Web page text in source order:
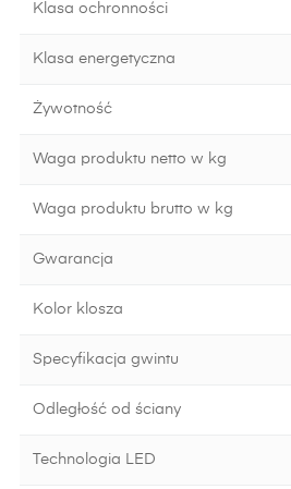
Klasa ochronności
Klasa energetyczna
Żywotność
Waga produktu netto w kg
Waga produktu brutto w kg
Gwarancja
Kolor klosza
Specyfikacja gwintu
Odległość od ściany
Technologia LED